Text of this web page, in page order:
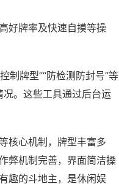
好牌率及快速自摸等操
制牌型”“防检测防封号”等
况。这些工具通过后台运
核心机制，牌型丰富多
弊机制完善，界面简洁操
趣的斗地主，是休闲娱